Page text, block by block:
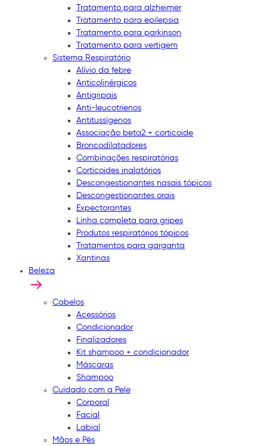
Tratamento para alzheimer
Tratamento para epilepsia
Tratamento para parkinson
Tratamento para vertigem
Sistema Respiratório
Alívio da febre
Anticolinérgicos
Antigripais
Anti-leucotrienos
Antitussígenos
Associação beta2 + corticoide
Broncodilatadores
Combinações respiratórias
Corticoides inalatórios
Descongestionantes nasais tópicos
Descongestionantes orais
Expectorantes
Linha completa para gripes
Produtos respiratórios tópicos
Tratamentos para garganta
Xantinas
Beleza
Cabelos
Acessórios
Condicionador
Finalizadores
Kit shampoo + condicionador
Máscaras
Shampoo
Cuidado com a Pele
Corporal
Facial
Labial
Mãos e Pés